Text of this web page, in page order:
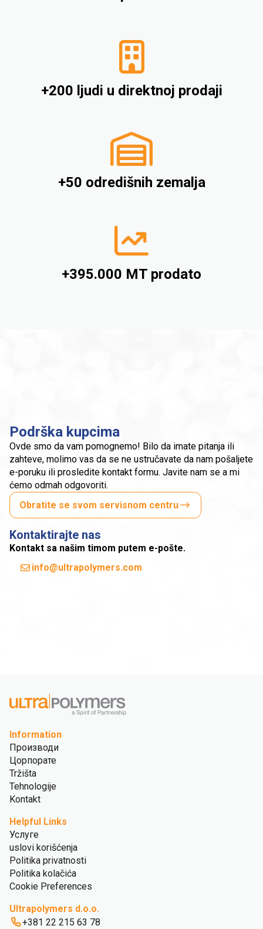
+200 ljudi u direktnoj prodaji
+50 odredišnih zemalja
+395.000 MT prodato
Podrška kupcima
Ovde smo da vam pomognemo! Bilo da imate pitanja ili
zahteve, molimo vas da se ne ustručavate da nam pošaljete
e-poruku ili prosledite kontakt formu. Javite nam se a mi
ćemo odmah odgovoriti.
Obratite se svom servisnom centru
Kontaktirajte nas
Kontakt sa našim timom putem e-pošte.
info@ultrapolymers.com
Information
Производи
Цорпорате
Tržišta
Tehnologije
Kontakt
Helpful Links
Услуге
uslovi korišćenja
Politika privatnosti
Politika kolačića
Cookie Preferences
Ultrapolymers d.o.o.
+381 22 215 63 78